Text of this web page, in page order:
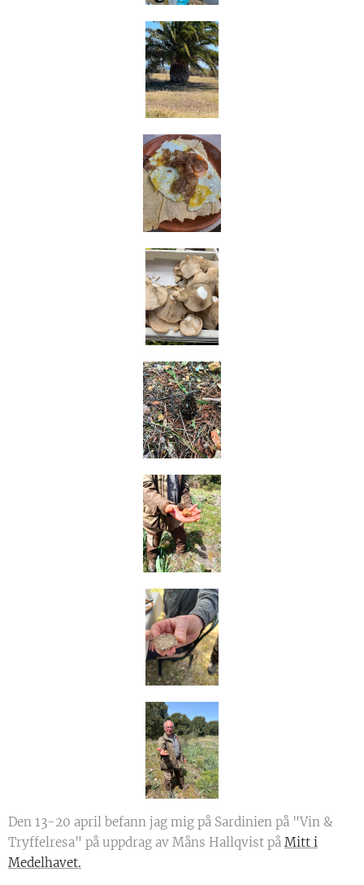
Den 13-20 april befann jag mig på Sardinien på "Vin &
Tryffelresa" på uppdrag av Måns Hallqvist på Mitt i
Medelhavet.